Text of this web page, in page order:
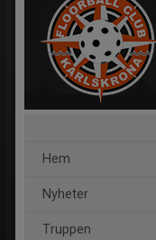
Hem
Nyheter
Truppen